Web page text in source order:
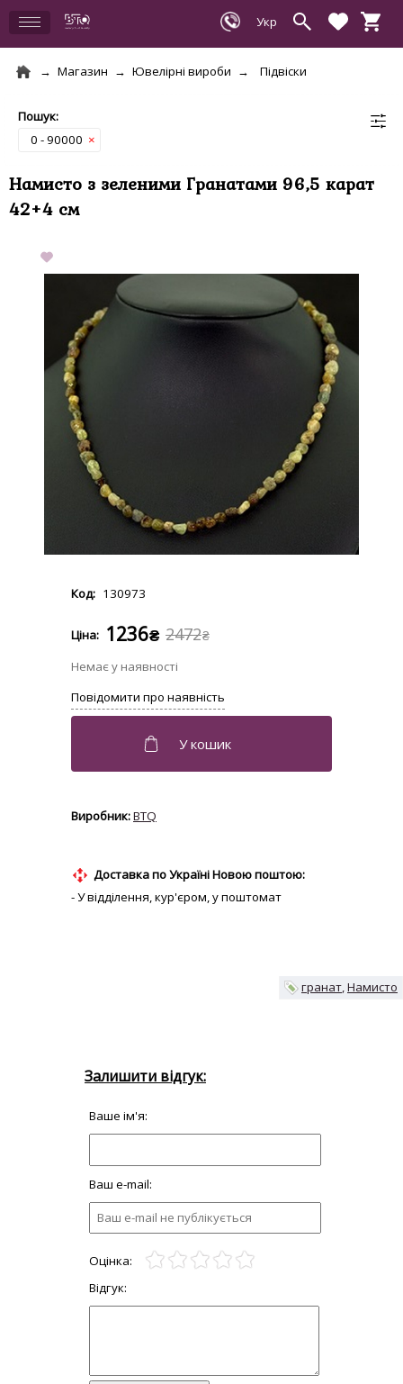
Магазин Ювелірні вироби Підвіски
0 - 90000 ×
Намисто з зеленими Гранатами 96,5 карат
42+4 см
130973
2472₴
1236₴
BTQ
Доставка по Україні Новою поштою:
- У відділення, кур'єром, у поштомат
гранат Намисто